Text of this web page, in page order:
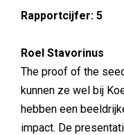
Rapportcijfer: 5
Roel Stavorinus
The proof of the
kunnen ze wel bij
hebben een
impact. De